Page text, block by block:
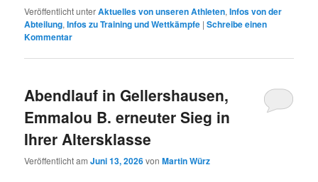
Veröffentlicht unterAktuelles von unseren Athleten,Infos von der
Abteilung,Infos zu Training und Wettkämpfe |Schreibe einen
Kommentar
Abendlauf in Gellershausen,
Emmalou B. erneuter Sieg in
Ihrer Altersklasse
Veröffentlicht amJuni 13, 2026vonMartin Würz